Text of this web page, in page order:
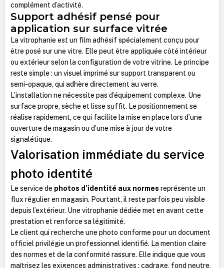
complément d’activité.
Support adhésif pensé pour
application sur surface vitrée
La vitrophanie est un film adhésif spécialement conçu pour
être posé sur une vitre. Elle peut être appliquée côté intérieur
ou extérieur selon la configuration de votre vitrine. Le principe
reste simple : un visuel imprimé sur support transparent ou
semi-opaque, qui adhère directement au verre.
L’installation ne nécessite pas d’équipement complexe. Une
surface propre, sèche et lisse suffit. Le positionnement se
réalise rapidement, ce qui facilite la mise en place lors d’une
ouverture de magasin ou d’une mise à jour de votre
signalétique.
Valorisation immédiate du service
photo identité
Le service de photos d’identité aux normes représente un
flux régulier en magasin. Pourtant, il reste parfois peu visible
depuis l’extérieur. Une vitrophanie dédiée met en avant cette
prestation et renforce sa légitimité.
Le client qui recherche une photo conforme pour un document
officiel privilégie un professionnel identifié. La mention claire
des normes et de la conformité rassure. Elle indique que vous
maîtrisez les exigences administratives : cadrage, fond neutre,